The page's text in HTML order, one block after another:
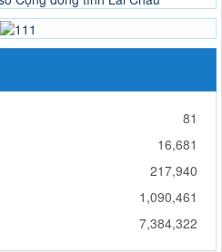
81
16,681
217,940
1,090,461
7,384,322